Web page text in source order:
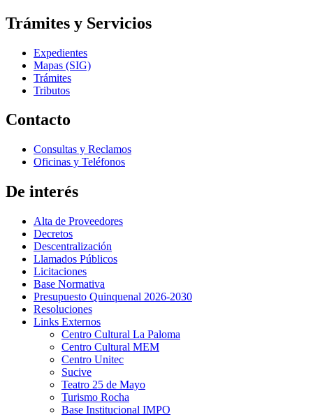
Trámites y Servicios
Expedientes
Mapas (SIG)
Trámites
Tributos
Contacto
Consultas y Reclamos
Oficinas y Teléfonos
De interés
Alta de Proveedores
Decretos
Descentralización
Llamados Públicos
Licitaciones
Base Normativa
Presupuesto Quinquenal 2026-2030
Resoluciones
Links Externos
Centro Cultural La Paloma
Centro Cultural MEM
Centro Unitec
Sucive
Teatro 25 de Mayo
Turismo Rocha
Base Institucional IMPO